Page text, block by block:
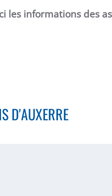
les informations des
D'AUXERRE